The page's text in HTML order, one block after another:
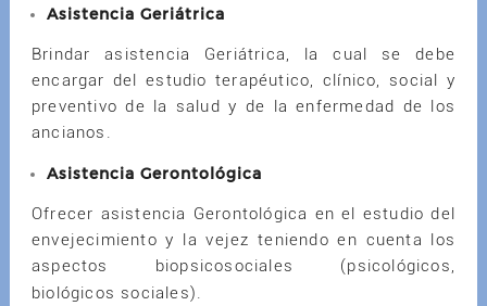
Asistencia Geriátrica
Brindar asistencia Geriátrica, la cual se debe
encargar del estudio terapéutico, clínico, social y
preventivo de la salud y de la enfermedad de los
ancianos.
Asistencia Gerontológica
Ofrecer asistencia Gerontológica en el estudio del
envejecimiento y la vejez teniendo en cuenta los
aspectos biopsicosociales (psicológicos,
biológicos sociales).